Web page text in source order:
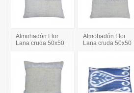
Almohadón Flor
Lana cruda 50x50
Almohadón Flor
Lana cruda 50x50